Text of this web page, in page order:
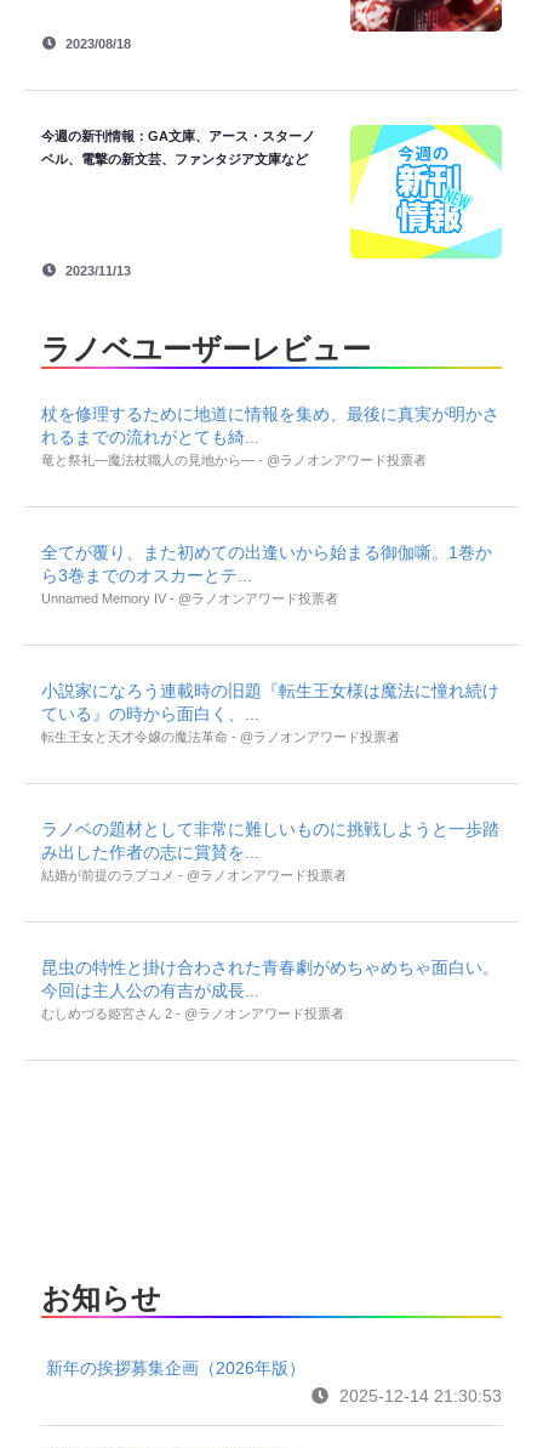
2023/08/18
今週の新刊情報：GA文庫、アース・スターノ
ベル、電撃の新文芸、ファンタジア文庫など
2023/11/13
ラノベユーザーレビュー
杖を修理するために地道に情報を集め、最後に真実が明かさ
れるまでの流れがとても綺...
竜と祭礼―魔法杖職人の見地から― - @ラノオンアワード投票者
全てが覆り、また初めての出逢いから始まる御伽噺。1巻か
ら3巻までのオスカーとテ...
Unnamed Memory IV - @ラノオンアワード投票者
小説家になろう連載時の旧題『転生王女様は魔法に憧れ続け
ている』の時から面白く、...
転生王女と天才令嬢の魔法革命 - @ラノオンアワード投票者
ラノベの題材として非常に難しいものに挑戦しようと一歩踏
み出した作者の志に賞賛を...
結婚が前提のラブコメ - @ラノオンアワード投票者
昆虫の特性と掛け合わされた青春劇がめちゃめちゃ面白い。
今回は主人公の有吉が成長...
むしめづる姫宮さん 2 - @ラノオンアワード投票者
お知らせ
新年の挨拶募集企画（2026年版）
2025-12-14 21:30:53